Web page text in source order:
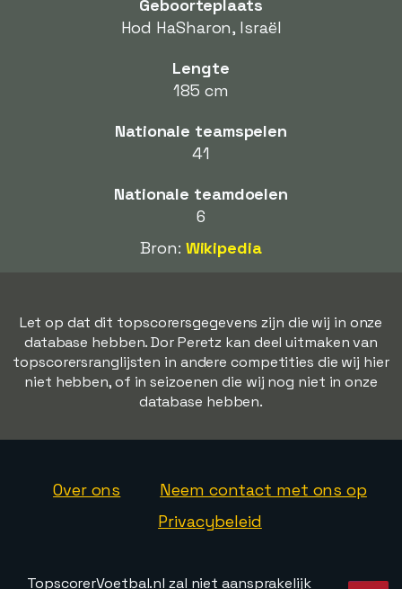
Geboorteplaats
Hod HaSharon, Israël
Lengte
185 cm
Nationale teamspelen
41
Nationale teamdoelen
6
Bron: Wikipedia
Let op dat dit topscorersgegevens zijn die wij in onze
database hebben. Dor Peretz kan deel uitmaken van
topscorersranglijsten in andere competities die wij hier
niet hebben, of in seizoenen die wij nog niet in onze
database hebben.
Over ons
Neem contact met ons op
Privacybeleid
TopscorerVoetbal.nl zal niet aansprakelijk